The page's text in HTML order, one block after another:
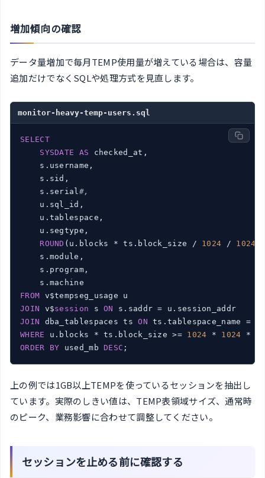
増加傾向の確認
データ量増加で毎月TEMP使用量が増えている場合は、容量
追加だけでなくSQLや処理方式を見直します。
monitor-heavy-temp-users.sql
SELECT
SYSDATE
AS checked_at,
    s.username,
    s.sid,
    s.serial
#,
    u.sql_id,
    u.tablespace,
    u.segtype,
ROUND (u.blocks * ts.block_size / 1024 / 1024
    s.module,
    s.program,
FROM
JOIN v$session s ON
JOIN dba_tablespaces ts ON
WHERE u.blocks * ts.block_size >= 1024 * 1024 *
ORDER
BY used_mb DESC ;
上の例では1GB以上TEMPを使っているセッションを抽出し
ています。実際のしきい値は、TEMP表領域サイズ、通常時
のピーク、業務影響に合わせて調整してください。
セッションを止める前に確認する